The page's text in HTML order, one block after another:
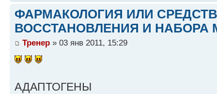
ФАРМАКОЛОГИЯ ИЛИ
ВОССТАНОВЛЕНИЯ И НАБОРА
Тренер » 03 янв 2011, 15:29
АДАПТОГЕНЫ